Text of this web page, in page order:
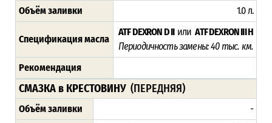
Объём заливки 1.0 л.
Спецификация масла
ATF DEXRON D II илиATF DEXRON III H
Периодичность замены: 40 тыс. км.
Рекомендация
СМАЗКА в КРЕСТОВИНУ (ПЕРЕДНЯЯ)
Объём заливки -